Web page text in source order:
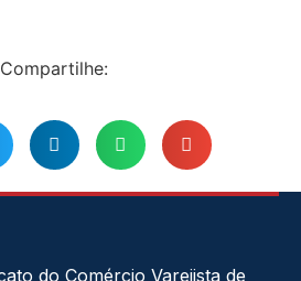
Compartilhe: